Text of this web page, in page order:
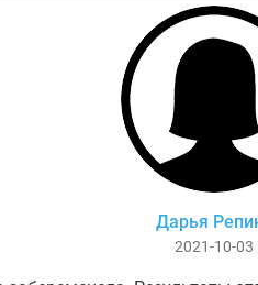
Дарья
2021-10-03